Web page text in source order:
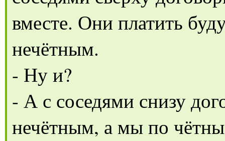
вместе. Они платить
нечётным.
- Ну и?
- А с соседями снизу
нечётным, а мы по